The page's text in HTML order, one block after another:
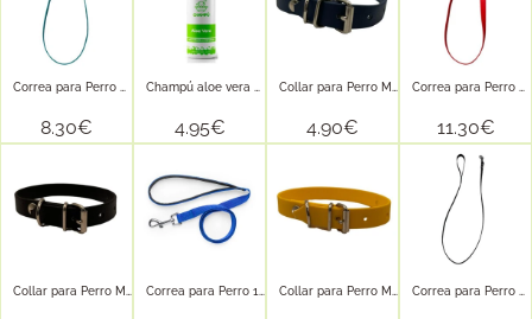
Correa para Perro Mate 120×1,6cm...
8.30€
Champú aloe vera 300ml
4.95€
Collar para Perro Mate 35×1,6cm...
4.90€
Correa para Perro Mate 100×2,5cm...
11.30€
Collar para Perro Mate 45×1,6cm... Correa para Perro 120×2,0cm –... Collar para Perro Mate 35×1,6cm... Correa para Perro Mate 120×1,6cm...